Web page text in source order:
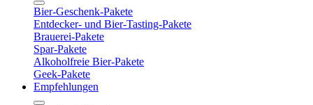
Bier-Geschenk-Pakete
Entdecker- und Bier-Tasting-Pakete
Brauerei-Pakete
Spar-Pakete
Alkoholfreie Bier-Pakete
Geek-Pakete
Empfehlungen